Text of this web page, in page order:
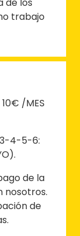
trabajo
10€ /MES
3-4-5-6:
de la
nosotros.
de